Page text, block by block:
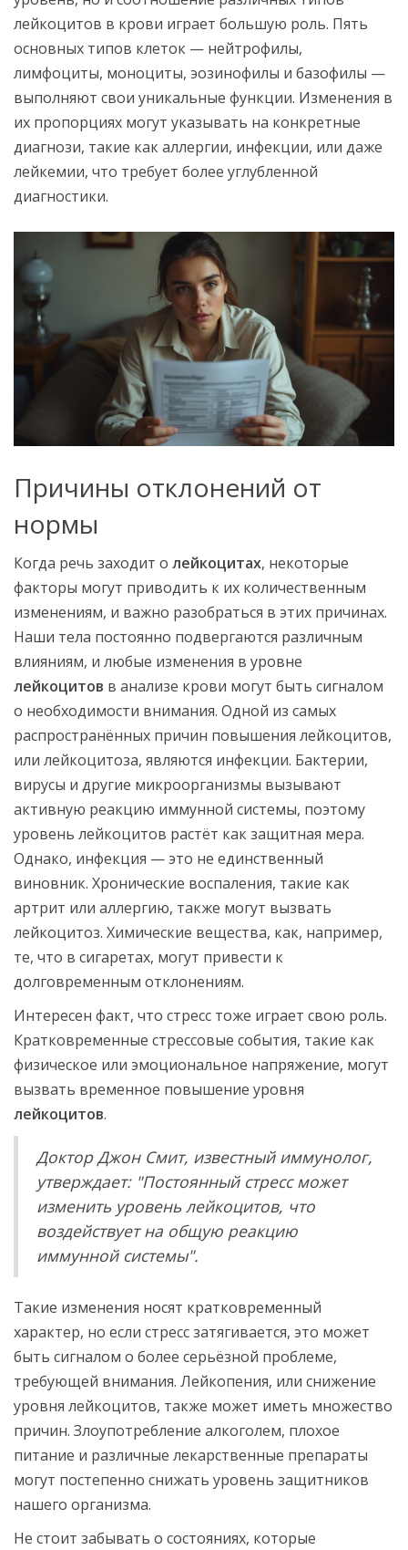
лейкоцитов в крови играет большую роль. Пять
основных типов клеток — нейтрофилы,
лимфоциты, моноциты, эозинофилы и базофилы —
выполняют свои уникальные функции. Изменения в
их пропорциях могут указывать на конкретные
диагнози, такие как аллергии, инфекции, или даже
лейкемии, что требует более углубленной
диагностики.
Причины отклонений от
нормы
Когда речь заходит о лейкоцитах, некоторые
факторы могут приводить к их количественным
изменениям, и важно разобраться в этих причинах.
Наши тела постоянно подвергаются различным
влияниям, и любые изменения в уровне
лейкоцитов в анализе крови могут быть сигналом
о необходимости внимания. Одной из самых
распространённых причин повышения лейкоцитов,
или лейкоцитоза, являются инфекции. Бактерии,
вирусы и другие микроорганизмы вызывают
активную реакцию иммунной системы, поэтому
уровень лейкоцитов растёт как защитная мера.
Однако, инфекция — это не единственный
виновник. Хронические воспаления, такие как
артрит или аллергию, также могут вызвать
лейкоцитоз. Химические вещества, как, например,
те, что в сигаретах, могут привести к
долговременным отклонениям.
Интересен факт, что стресс тоже играет свою роль.
Кратковременные стрессовые события, такие как
физическое или эмоциональное напряжение, могут
вызвать временное повышение уровня
лейкоцитов.
Доктор Джон Смит, известный иммунолог,
утверждает: "Постоянный стресс может
изменить уровень лейкоцитов, что
воздействует на общую реакцию
иммунной системы".
Такие изменения носят кратковременный
характер, но если стресс затягивается, это может
быть сигналом о более серьёзной проблеме,
требующей внимания. Лейкопения, или снижение
уровня лейкоцитов, также может иметь множество
причин. Злоупотребление алкоголем, плохое
питание и различные лекарственные препараты
могут постепенно снижать уровень защитников
нашего организма.
Не стоит забывать о состояниях, которые